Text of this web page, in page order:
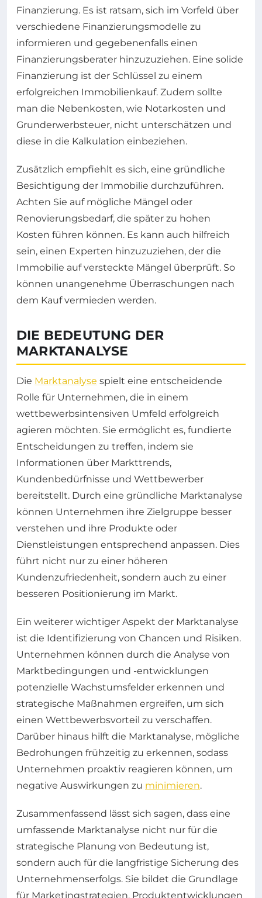
Finanzierung. Es ist ratsam, sich im Vorfeld über
verschiedene Finanzierungsmodelle zu
informieren und gegebenenfalls einen
Finanzierungsberater hinzuzuziehen. Eine solide
Finanzierung ist der Schlüssel zu einem
erfolgreichen Immobilienkauf. Zudem sollte
man die Nebenkosten, wie Notarkosten und
Grunderwerbsteuer, nicht unterschätzen und
diese in die Kalkulation einbeziehen.
Zusätzlich empfiehlt es sich, eine gründliche
Besichtigung der Immobilie durchzuführen.
Achten Sie auf mögliche Mängel oder
Renovierungsbedarf, die später zu hohen
Kosten führen können. Es kann auch hilfreich
sein, einen Experten hinzuzuziehen, der die
Immobilie auf versteckte Mängel überprüft. So
können unangenehme Überraschungen nach
dem Kauf vermieden werden.
DIE BEDEUTUNG DER
MARKTANALYSE
Die Marktanalyse spielt eine entscheidende
Rolle für Unternehmen, die in einem
wettbewerbsintensiven Umfeld erfolgreich
agieren möchten. Sie ermöglicht es, fundierte
Entscheidungen zu treffen, indem sie
Informationen über Markttrends,
Kundenbedürfnisse und Wettbewerber
bereitstellt. Durch eine gründliche Marktanalyse
können Unternehmen ihre Zielgruppe besser
verstehen und ihre Produkte oder
Dienstleistungen entsprechend anpassen. Dies
führt nicht nur zu einer höheren
Kundenzufriedenheit, sondern auch zu einer
besseren Positionierung im Markt.
Ein weiterer wichtiger Aspekt der Marktanalyse
ist die Identifizierung von Chancen und Risiken.
Unternehmen können durch die Analyse von
Marktbedingungen und -entwicklungen
potenzielle Wachstumsfelder erkennen und
strategische Maßnahmen ergreifen, um sich
einen Wettbewerbsvorteil zu verschaffen.
Darüber hinaus hilft die Marktanalyse, mögliche
Bedrohungen frühzeitig zu erkennen, sodass
Unternehmen proaktiv reagieren können, um
negative Auswirkungen zu minimieren.
Zusammenfassend lässt sich sagen, dass eine
umfassende Marktanalyse nicht nur für die
strategische Planung von Bedeutung ist,
sondern auch für die langfristige Sicherung des
Unternehmenserfolgs. Sie bildet die Grundlage
für Marketingstrategien, Produktentwicklungen